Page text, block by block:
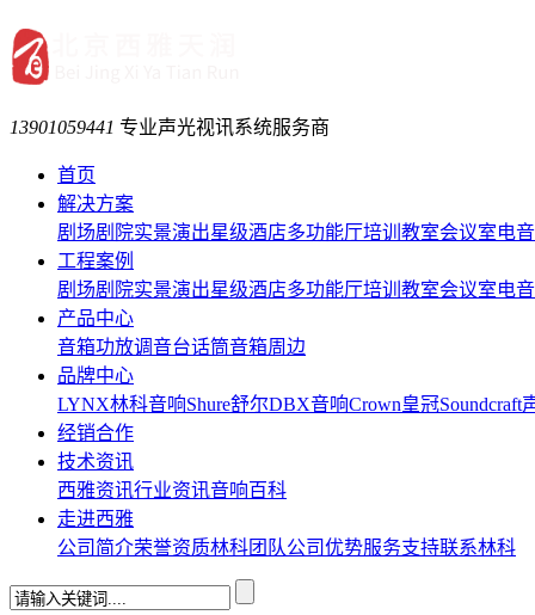
13901059441 专业声光视讯系统服务商
首页
解决方案
剧场剧院实景演出星级酒店多功能厅培训教室会议室电
工程案例
剧场剧院实景演出星级酒店多功能厅培训教室会议室电
产品中心
音箱功放调音台话筒音箱周边
品牌中心
LYNX林科音响Shure舒尔DBX音响Crown皇冠Soundcraft
经销合作
技术资讯
西雅资讯行业资讯音响百科
走进西雅
公司简介荣誉资质林科团队公司优势服务支持联系林科